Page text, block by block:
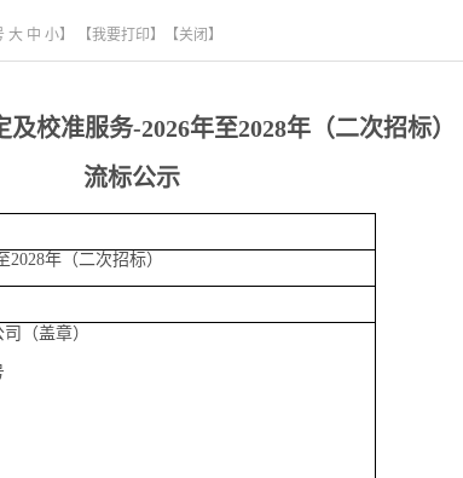
大 中 小】 【我要打印】 【关闭】
及校准服务-2026年至2028年（二次招标）
流标公示
2028年（二次招标）
（盖章）